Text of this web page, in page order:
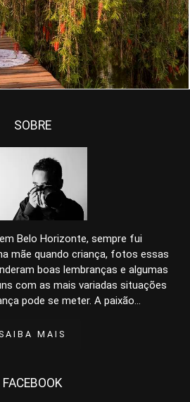
2882 30
SOBRE
Belo Horizonte, sempre fui
mãe quando criança, fotos essas
boas lembranças e algumas
com as mais variadas situações
pode se meter. A paixão...
SAIBA MAIS
FACEBOOK